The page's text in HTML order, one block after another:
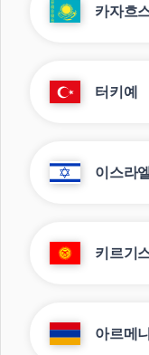
카자흐
터키예
이스라
키르기
아르메